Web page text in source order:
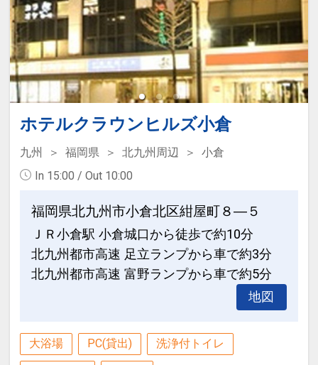
ホテルクラウンヒルズ小倉
九州 福岡県 北九州周辺
小倉
In 15:00 / Out 10:00
福岡県北九州市小倉北区紺屋町８―５
ＪＲ小倉駅 小倉城口から徒歩で約10分
北九州都市高速 足立ランプから車で約3分
北九州都市高速 富野ランプから車で約5分
地図
大浴場 PC(貸出) 洗浄付トイレ